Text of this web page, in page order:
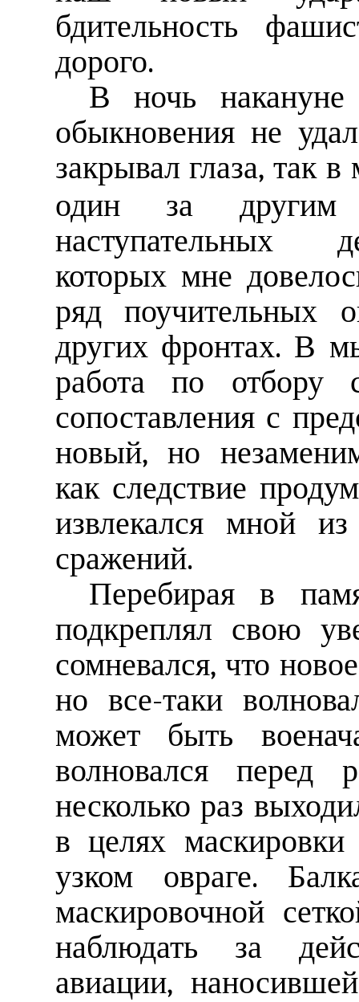
бдительность
дорого.
В ночь накануне
обыкновения не
закрывал глаза, так
один за другим
наступательных
которых мне
ряд поучительных
других фронтах. В
работа по отбору
сопоставления с
новый, но
как следствие
извлекался мной
сражений.
Перебирая в
подкреплял свою
сомневался, что
но все-таки
может быть
волновался
несколько раз
в целях
узком овраге.
маскировочной
наблюдать за
авиации,